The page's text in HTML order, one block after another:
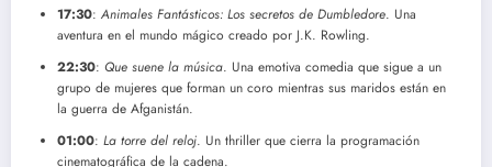
17:30: Animales Fantásticos: Los secretos de Dumbledore. Una
aventura en el mundo mágico creado por J.K. Rowling.
22:30: Que suene la música. Una emotiva comedia que sigue a un
grupo de mujeres que forman un coro mientras sus maridos están en
la guerra de Afganistán.
01:00: La torre del reloj. Un thriller que cierra la programación
cinematográfica de la cadena.